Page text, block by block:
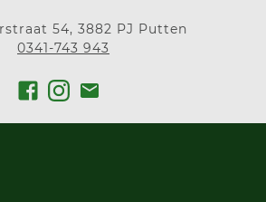
54, 3882 PJ Putten
0341-743 943